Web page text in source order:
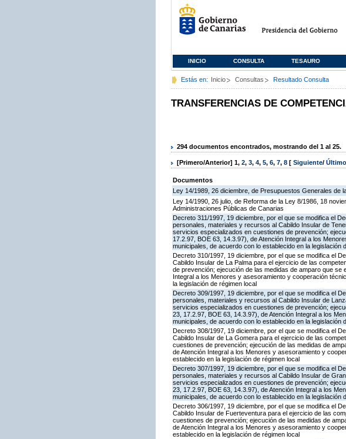
INICIO CONSULTA TESAURO
Estás en: Inicio Consultas Resultado Consulta
TRANSFERENCIAS DE
294 documentos encontrados, mostrando del 1 al 25.
[Primero/Anterior] 1, 2, 3, 4, 5, 6, 7, 8 [ Siguiente/ Último
Documentos
Ley 14/1989, 26 diciembre, de Presupuestos Generales de
Ley 14/1990, 26 julio, de Reforma de la Ley 8/1986, 18
Administraciones Públicas de Canarias
Decreto 311/1997, 19 diciembre, por el que se modifica el
personales, materiales y recursos al Cabildo Insular de
servicios especializados en cuestiones de prevención;
17.2.97, BOE 63, 14.3.97), de Atención Integral a los
municipales, de acuerdo con lo establecido en la legislación
Decreto 310/1997, 19 diciembre, por el que se modifica el
Cabildo Insular de La Palma para el ejercicio de las
de prevención; ejecución de las medidas de amparo que
Integral a los Menores y asesoramiento y cooperación
la legislación de régimen local
Decreto 309/1997, 19 diciembre, por el que se modifica el
personales, materiales y recursos al Cabildo Insular de
servicios especializados en cuestiones de prevención;
23, 17.2.97, BOE 63, 14.3.97), de Atención Integral a los
municipales, de acuerdo con lo establecido en la legislación
Decreto 308/1997, 19 diciembre, por el que se modifica el
Cabildo Insular de La Gomera para el ejercicio de las
cuestiones de prevención; ejecución de las medidas de
de Atención Integral a los Menores y asesoramiento y
establecido en la legislación de régimen local
Decreto 307/1997, 19 diciembre, por el que se modifica el
personales, materiales y recursos al Cabildo Insular de
servicios especializados en cuestiones de prevención;
23, 17.2.97, BOE 63, 14.3.97), de Atención Integral a los
municipales, de acuerdo con lo establecido en la legislación
Decreto 306/1997, 19 diciembre, por el que se modifica el
Cabildo Insular de Fuerteventura para el ejercicio de las
cuestiones de prevención; ejecución de las medidas de
de Atención Integral a los Menores y asesoramiento y
establecido en la legislación de régimen local